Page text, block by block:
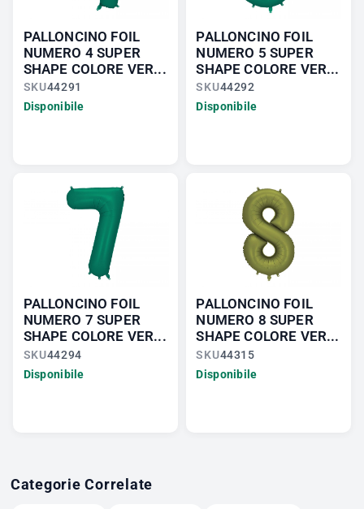
PALLONCINO FOIL
NUMERO 4 SUPER
SHAPE COLORE VER...
SKU44291
Disponibile
PALLONCINO FOIL
NUMERO 5 SUPER
SHAPE COLORE VER...
SKU44292
Disponibile
PALLONCINO FOIL
NUMERO 7 SUPER
SHAPE COLORE VER...
SKU44294
Disponibile
PALLONCINO FOIL
NUMERO 8 SUPER
SHAPE COLORE VER...
SKU44315
Disponibile
Categorie Correlate